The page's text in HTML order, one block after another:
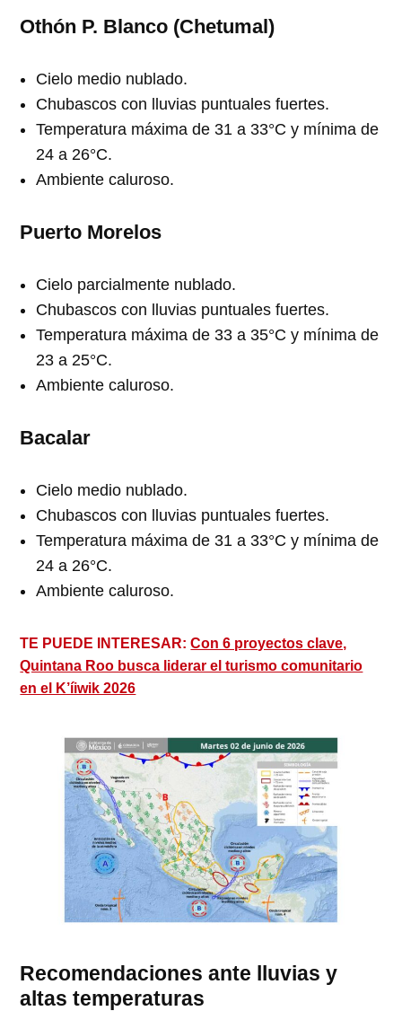
Othón P. Blanco (Chetumal)
Cielo medio nublado.
Chubascos con lluvias puntuales fuertes.
Temperatura máxima de 31 a 33°C y mínima de
24 a 26°C.
Ambiente caluroso.
Puerto Morelos
Cielo parcialmente nublado.
Chubascos con lluvias puntuales fuertes.
Temperatura máxima de 33 a 35°C y mínima de
23 a 25°C.
Ambiente caluroso.
Bacalar
Cielo medio nublado.
Chubascos con lluvias puntuales fuertes.
Temperatura máxima de 31 a 33°C y mínima de
24 a 26°C.
Ambiente caluroso.
TE PUEDE INTERESAR:Con 6 proyectos clave,
Quintana Roo busca liderar el turismo comunitario
en el K’íiwik 2026
Recomendaciones ante lluvias y
altas temperaturas